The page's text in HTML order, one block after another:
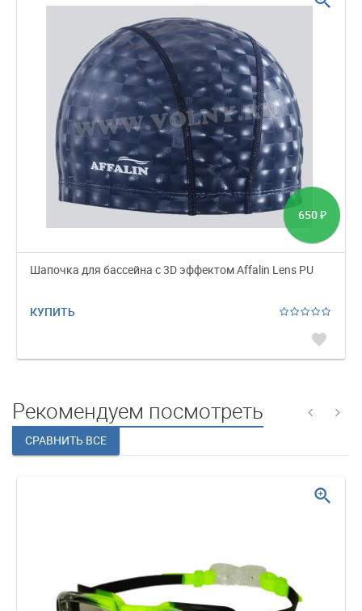
650 ₽
Шапочка для бассейна с 3D эффектом Affalin Lens PU
КУПИТЬ
favorite
Рекомендуем посмотреть
zoom_in